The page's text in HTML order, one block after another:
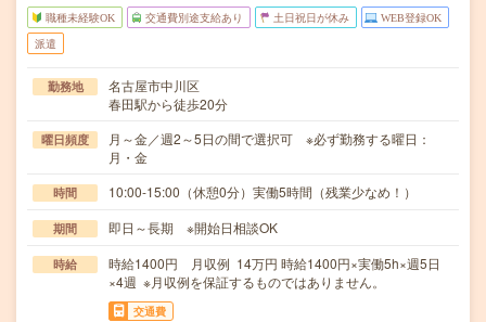
職種未経験OK 交通費別途支給あり 土日祝日が休み WEB登録OK
派遣
勤務地
名古屋市中川区
春田駅から徒歩20分
曜日頻度
月～金／週2～5日の間で選択可 ※必ず勤務する曜日：
月・金
時間 10:00-15:00（休憩0分）実働5時間（残業少なめ！）
期間 即日～長期 ※開始日相談OK
時給
時給1400円 月収例 14万円 時給1400円×実働5h×週5日
×4週 ※月収例を保証するものではありません。
交通費